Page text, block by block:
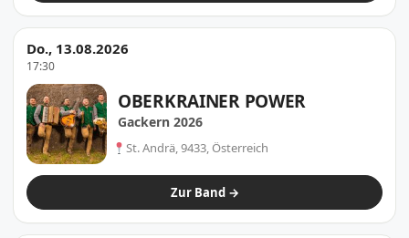
Do., 13.08.2026
17:30
OBERKRAINER POWER
Gackern 2026
St. Andrä, 9433, Österreich
Zur Band →